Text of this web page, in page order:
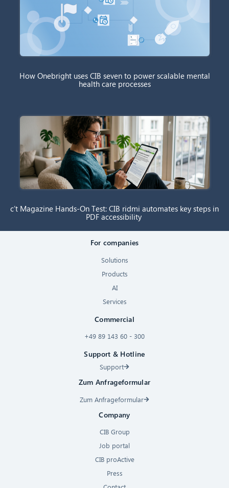
How Onebright uses CIB seven to power scalable mental
health care processes
c’t Magazine Hands-On Test: CIB ridmi automates key steps in
PDF accessibility
For companies
Solutions
Products
AI
Services
Commercial
+49 89 143 60 - 300
Support & Hotline
Support
Zum Anfrageformular
Zum Anfrageformular
Company
CIB Group
Job portal
CIB proActive
Press